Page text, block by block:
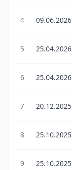
4 09.06.2026
5 25.04.2026
6 25.04.2026
7 20.12.2025
8 25.10.2025
9 25.10.2025